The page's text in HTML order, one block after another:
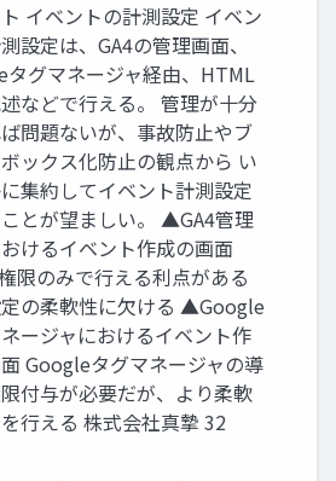
イベントの計測設定 イベン
設定は、GA4の管理画面、
タグマネージャ経由、HTML
などで行える。 管理が十分
問題ないが、事故防止やブ
ックス化防止の観点から い
集約してイベント計測設定
とが望ましい。 ▲GA4管理
けるイベント作成の画面
限のみで行える利点がある
の柔軟性に欠ける ▲Google
ージャにおけるイベント作
Googleタグマネージャの導
付与が必要だが、より柔軟
行える 株式会社真摯 32